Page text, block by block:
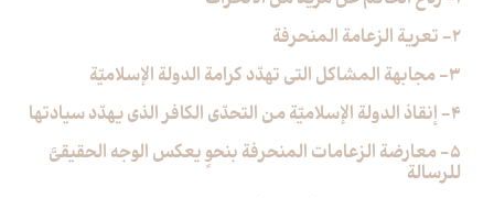
2- تعرية الزعامة المنحرفة
3- مجابهة المشاكل التي تهدّد كرامة الدولة الإسلاميّة
4- إنقاذ الدولة الإسلاميّة من التحدّي الكافر الذي يهدّد سيادتها
5- معارضة الزعامات المنحرفة بنحوٍ يعكس الوجه الحقيقيَّ
للرسالة